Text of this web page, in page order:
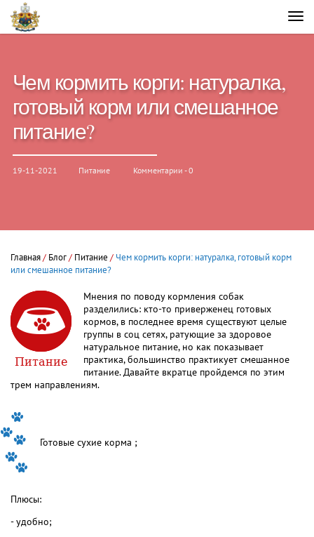
Чем кормить корги: натуралка,
готовый корм или смешанное
питание?
19-11-2021 Питание Комментарии - 0
Главная/ Блог/ Питание / Чем кормить корги: натуралка, готовый корм
или смешанное питание?
Питание
Мнения по поводу кормления собак
разделились: кто-то приверженец готовых
кормов, в последнее время существуют целые
группы в соц сетях, ратующие за здоровое
натуральное питание, но как показывает
практика, большинство практикует смешанное
питание. Давайте вкратце пройдемся по этим
трем направлениям.
Готовые сухие корма ;
Плюсы:
- удобно;